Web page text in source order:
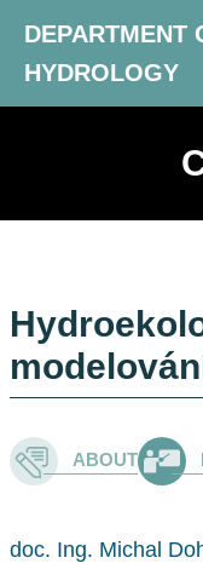
DEPARTMENT
HYDROLOGY
ABOUT
doc. Ing. Michal